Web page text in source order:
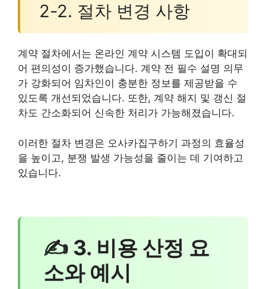
2-2. 절차 변경 사항
계약 절차에서는 온라인 계약 시스템 도입이 확대되
어 편의성이 증가했습니다. 계약 전 필수 설명 의무
가 강화되어 임차인이 충분한 정보를 제공받을 수
있도록 개선되었습니다. 또한, 계약 해지 및 갱신 절
차도 간소화되어 신속한 처리가 가능해졌습니다.
이러한 절차 변경은 오사카집구하기 과정의 효율성
을 높이고, 분쟁 발생 가능성을 줄이는 데 기여하고
있습니다.
✍ 3. 비용 산정 요
소와 예시